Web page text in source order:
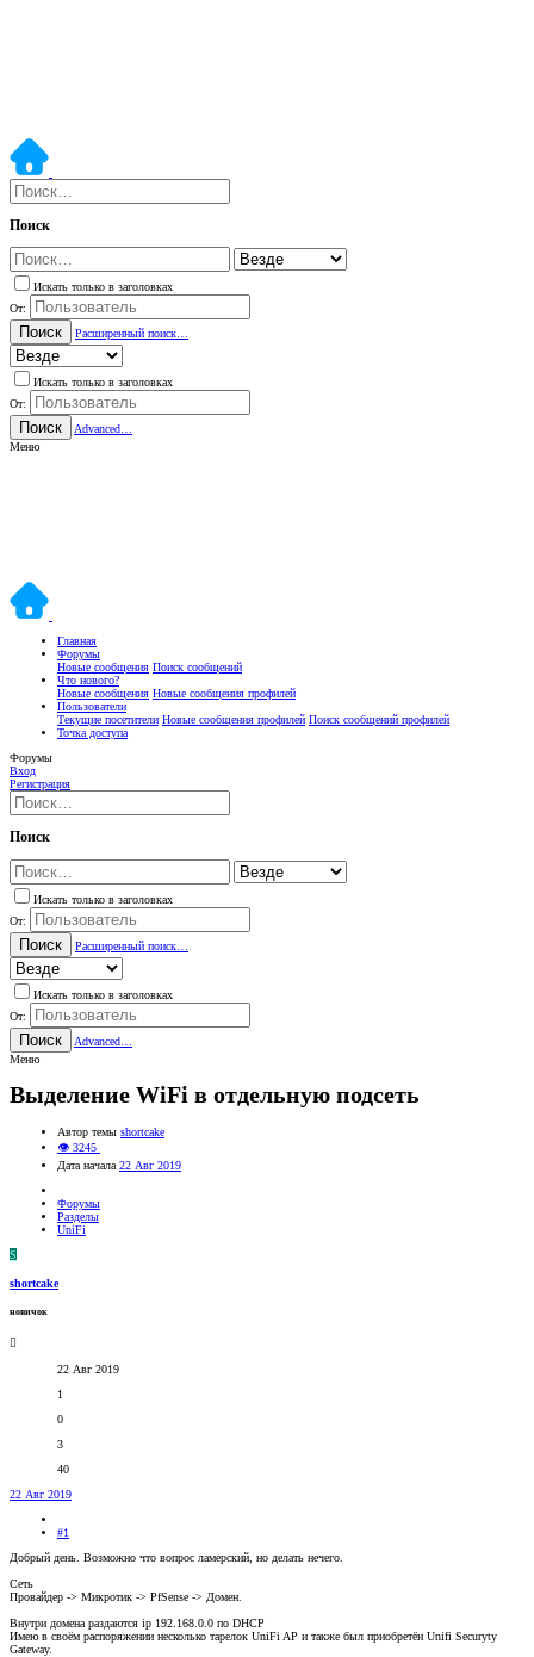
Поиск
Искать только в заголовках
От:
Поиск Расширенный поиск…
Искать только в заголовках
От:
Поиск
Advanced…
Меню
Главная
Форумы
Новые сообщения Поиск сообщений
Что нового?
Новые сообщения Новые сообщения профилей
Пользователи
Текущие посетители Новые сообщения профилей Поиск сообщений профилей
Точка доступа
Форумы
Вход
Регистрация
Поиск
Искать только в заголовках
От:
Поиск Расширенный поиск…
Искать только в заголовках
От:
Поиск
Advanced…
Меню
Выделение WiFi в отдельную подсеть
Автор темы shortcake
👁 3245
Дата начала 22 Авг 2019
Форумы
Разделы
UniFi
S
shortcake
новичок
22 Авг 2019
1
0
3
40
22 Авг 2019
#1
Добрый день. Возможно что вопрос ламерский, но делать нечего.
Сеть
Провайдер -> Микротик -> PfSense -> Домен.
Внутри домена раздаются ip 192.168.0.0 по DHCP
Имею в своём распоряжении несколько тарелок UniFi AP и также был приобретён Unifi Securyty
Gateway.